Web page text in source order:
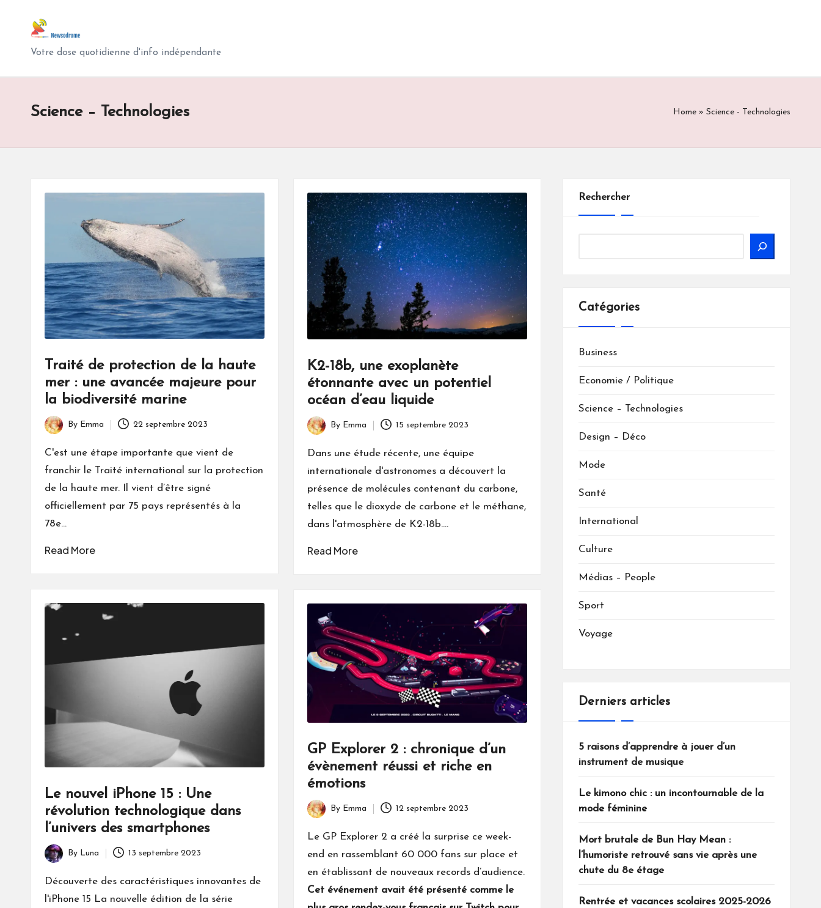
N
e
w
s
Votre dose quotidienne d'info indépendante
Science – Technologies Home » Science - Technologies
Traité de protection de la haute
mer : une avancée majeure pour
la biodiversité marine
Posted
by
By Emma 22 septembre 2023
C'est une étape importante que vient de
franchir le Traité international sur la protection
de la haute mer. Il vient d’être signé
officiellement par 75 pays représentés à la
78e…
Read More
K2-18b, une exoplanète
étonnante avec un potentiel
océan d’eau liquide
Posted
by
By Emma 15 septembre 2023
Dans une étude récente, une équipe
internationale d'astronomes a découvert la
présence de molécules contenant du carbone,
telles que le dioxyde de carbone et le méthane,
dans l'atmosphère de K2-18b.…
Read More
Le nouvel iPhone 15 : Une
révolution technologique dans
l’univers des smartphones
Posted
by
By Luna 13 septembre 2023
Découverte des caractéristiques innovantes de
l'iPhone 15 La nouvelle édition de la série
GP Explorer 2 : chronique d’un
évènement réussi et riche en
émotions
Posted
by
By Emma 12 septembre 2023
Le GP Explorer 2 a créé la surprise ce week-
end en rassemblant 60 000 fans sur place et
en établissant de nouveaux records d’audience.
Cet événement avait été présenté comme le
Rechercher
Catégories
Business
Economie / Politique
Science – Technologies
Design – Déco
Mode
Santé
International
Culture
Médias – People
Sport
Voyage
Derniers articles
5 raisons d’apprendre à jouer d’un
instrument de musique
Le kimono chic : un incontournable de la
mode féminine
Mort brutale de Bun Hay Mean :
l’humoriste retrouvé sans vie après une
chute du 8e étage
Rentrée et vacances scolaires 2025-2026